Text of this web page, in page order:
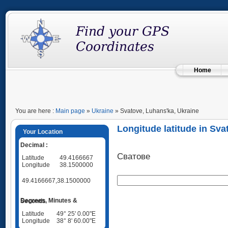
Home
You are here : Main page » Ukraine » Svatove, Luhans'ka, Ukraine
Your Location
Decimal :
Latitude
49.4166667
Longitude
38.1500000
49.4166667,38.1500000
Degrees, Minutes & Seconds
Latitude
49° 25' 0.00"E
Longitude
38° 8' 60.00"E
Longitude latitude in
Сватове